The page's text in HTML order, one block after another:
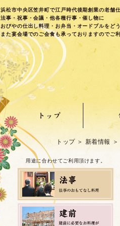
浜松市中央区笠井町で江戸時代後期創業の老舗
法事・祝事・会議・他各種行事・催し物に
おびやの仕出し料理・お弁当・オードブルをどう
また宴会場でのご会食も承っておりますのでご利
トップ 新着情報
用途に合わせてご利用頂けます。